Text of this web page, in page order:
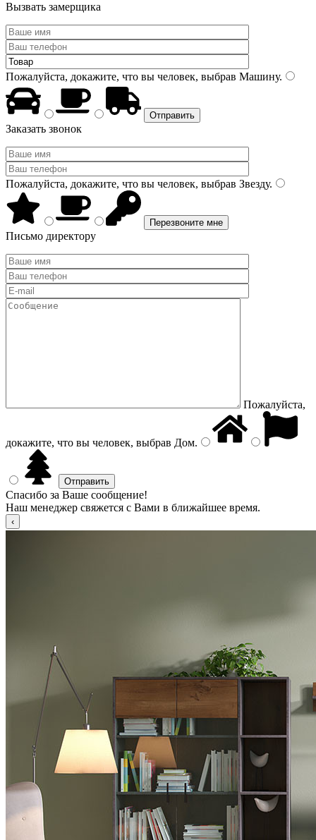
Вызвать замерщика
Пожалуйста, докажите, что вы человек, выбрав Машину.
Заказать звонок
Пожалуйста, докажите, что вы человек, выбрав Звезду.
Письмо директору
Пожалуйста,
докажите, что вы человек, выбрав Дом.
Спасибо за Ваше сообщение!
Наш менеджер свяжется с Вами в ближайшее время.